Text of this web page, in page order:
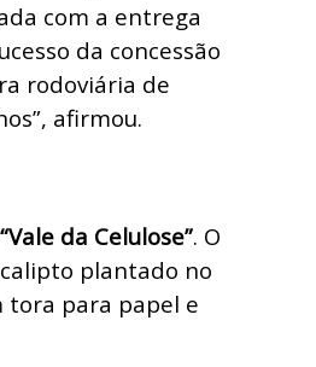
com a entrega
da concessão
rodoviária de
afirmou.
da Celulose”. O
plantado no
tora para papel e